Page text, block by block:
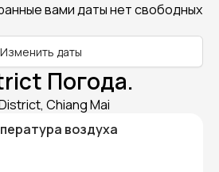
вами даты нет свободных
Изменить даты
Погода.
Chiang Mai
воздуха